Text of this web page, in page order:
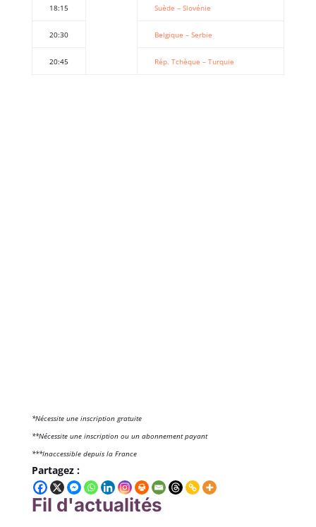
18:15 Suède – Slovénie
20:30 Belgique – Serbie
20:45 Rép. Tchèque – Turquie
*Nécessite une inscription gratuite
**Nécessite une inscription ou un abonnement payant
***Inaccessible depuis la France
Partagez :
Fil d'actualités